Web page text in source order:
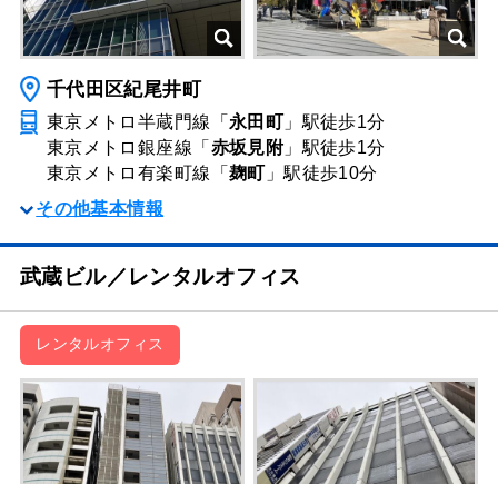
千代田区紀尾井町
東京メトロ半蔵門線「 永田町 」駅徒歩1分
東京メトロ銀座線「 赤坂見附 」駅徒歩1分
東京メトロ有楽町線「 麹町 」駅徒歩10分
その他基本情報
武蔵ビル／レンタルオフィス
レンタルオフィス